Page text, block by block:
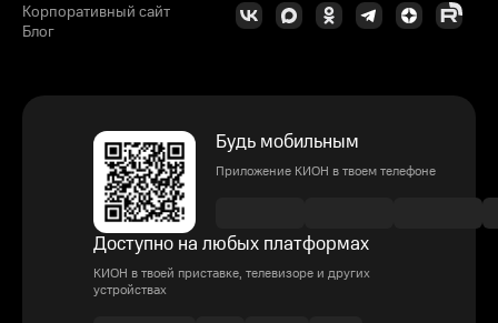
Корпоративный сайт
Блог
Будь мобильным
Приложение КИОН в твоем телефоне
Доступно на любых платформах
КИОН в твоей приставке, телевизоре и других
устройствах